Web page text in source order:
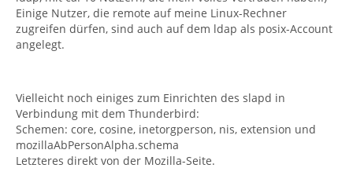
Einige Nutzer, die remote auf meine Linux-Rechner
zugreifen dürfen, sind auch auf dem ldap als posix-Account
angelegt.
Vielleicht noch einiges zum Einrichten des slapd in
Verbindung mit dem Thunderbird:
Schemen: core, cosine, inetorgperson, nis, extension und
mozillaAbPersonAlpha.schema
Letzteres direkt von der Mozilla-Seite.